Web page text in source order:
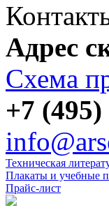
Адрес
Схема
+7
Техническая
Плакаты и учебные
Прайс-лист